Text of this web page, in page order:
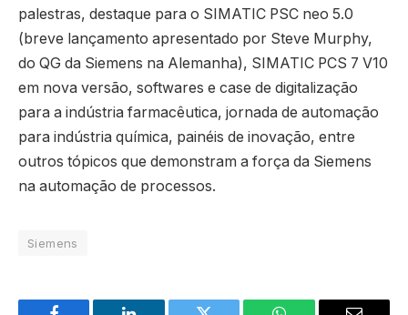
palestras, destaque para o SIMATIC PSC neo 5.0
(breve lançamento apresentado por Steve Murphy,
do QG da Siemens na Alemanha), SIMATIC PCS 7 V10
em nova versão, softwares e case de digitalização
para a indústria farmacêutica, jornada de automação
para indústria química, painéis de inovação, entre
outros tópicos que demonstram a força da Siemens
na automação de processos.
Siemens